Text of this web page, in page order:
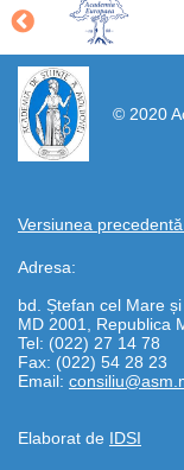
© 2020
Versiunea
Adresa:
bd. Ștefan cel Mare
MD 2001, Republica
Tel: (022) 27 14 78
Fax: (022) 54 28 23
Email:
Elaborat de IDSI
https://propletenie.ru/